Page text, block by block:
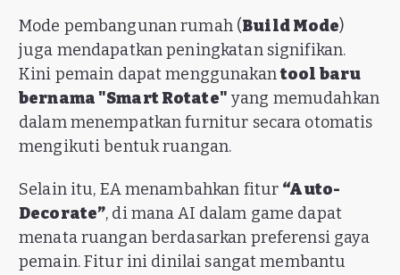
Mode pembangunan rumah (Build Mode)
juga mendapatkan peningkatan signifikan.
Kini pemain dapat menggunakantool baru
bernama "Smart Rotate" yang memudahkan
dalam menempatkan furnitur secara otomatis
mengikuti bentuk ruangan.
Selain itu, EA menambahkan fitur “Auto-
Decorate”, di mana AI dalam game dapat
menata ruangan berdasarkan preferensi gaya
pemain. Fitur ini dinilai sangat membantu